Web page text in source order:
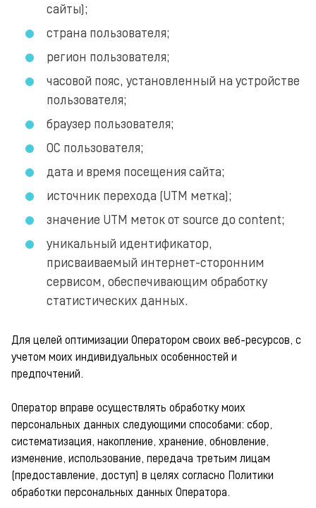
сайты);
страна пользователя;
регион пользователя;
часовой пояс, установленный на устройстве
пользователя;
браузер пользователя;
ОС пользователя;
дата и время посещения сайта;
источник перехода (UTM метка);
значение UTM меток от source до content;
уникальный идентификатор,
присваиваемый интернет-сторонним
сервисом, обеспечивающим обработку
статистических данных.
Для целей оптимизации Оператором своих веб-ресурсов, с
учетом моих индивидуальных особенностей и
предпочтений.
Оператор вправе осуществлять обработку моих
персональных данных следующими способами: сбор,
систематизация, накопление, хранение, обновление,
изменение, использование, передача третьим лицам
(предоставление, доступ) в целях согласно Политики
обработки персональных данных Оператора.